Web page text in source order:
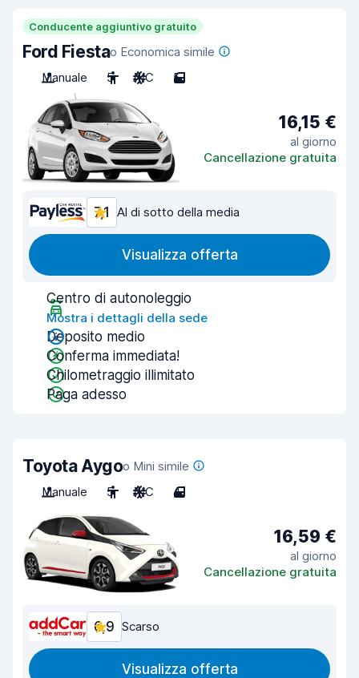
Conducente aggiuntivo gratuito
Ford Fiestao Economica simile
Manuale
5 A/C 5
16,15 €
al giorno
Cancellazione gratuita
7,1 Al di sotto della media
Visualizza offerta
Centro di autonoleggio
Mostra i dettagli della sede
Deposito medio
Conferma immediata!
Chilometraggio illimitato
Paga adesso
Toyota Aygoo Mini simile
Manuale
5 A/C 4
16,59 €
al giorno
Cancellazione gratuita
6,9 Scarso
Visualizza offerta